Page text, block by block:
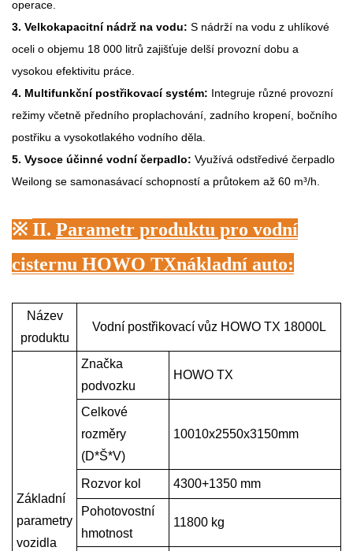
operace.
3. Velkokapacitní nádrž na vodu: S nádrží na vodu z uhlíkové
oceli o objemu 18 000 litrů zajišťuje delší provozní dobu a
vysokou efektivitu práce.
4. Multifunkční postřikovací systém: Integruje různé provozní
režimy včetně předního proplachování, zadního kropení, bočního
postřiku a vysokotlakého vodního děla.
5. Vysoce účinné vodní čerpadlo: Využívá odstředivé čerpadlo
Weilong se samonasávací schopností a průtokem až 60 m³/h.
※ II. Parametr produktu pro vodní
cisternu HOWO TXnákladní auto:
Název
produktu
Vodní postřikovací vůz HOWO TX 18000L
Základní
parametry
vozidla
Značka
podvozku
HOWO TX
Celkové
rozměry
(D*Š*V)
10010x2550x3150mm
Rozvor kol 4300+1350 mm
Pohotovostní
hmotnost
11800 kg